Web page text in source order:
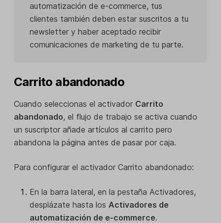
automatización de e-commerce, tus
clientes también deben estar suscritos a tu
newsletter y haber aceptado recibir
comunicaciones de marketing de tu parte.
Carrito abandonado
Cuando seleccionas el activador Carrito
abandonado, el flujo de trabajo se activa cuando
un suscriptor añade artículos al carrito pero
abandona la página antes de pasar por caja.
Para configurar el activador Carrito abandonado:
En la barra lateral, en la pestaña Activadores,
desplázate hasta los Activadores de
automatización de e-commerce.